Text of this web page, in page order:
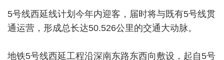
5号线西延线计划今年内迎客，届时将与既有5号线贯
通运营，形成总长达50.526公里的交通大动脉。
地铁5号线西延工程沿深南东路东西向敷设，起自5号